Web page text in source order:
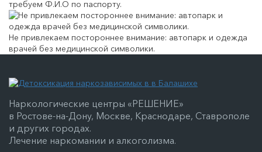
требуем Ф.И.О по паспорту.
Не привлекаем постороннее внимание: автопарк и одежда
врачей без медицинской символики.
Наркологические центры «РЕШЕНИЕ»
в Ростове-на-Дону, Москве, Краснодаре, Ставрополе
и других городах.
Лечение наркомании и алкоголизма.